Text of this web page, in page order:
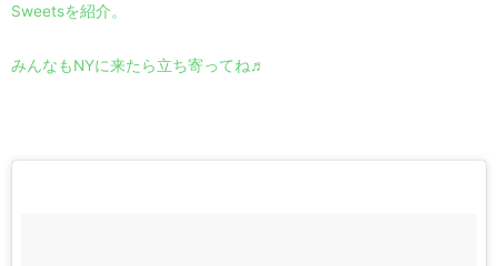
Sweetsを紹介。
みんなもNYに来たら立ち寄ってね♬